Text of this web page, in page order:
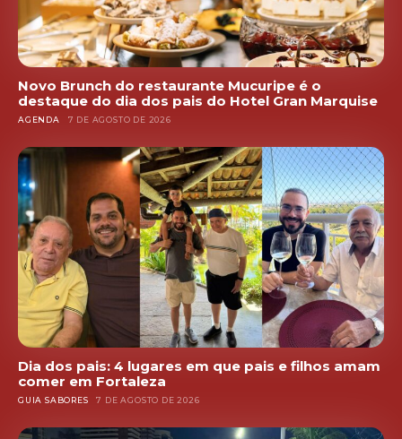
Novo Brunch do restaurante Mucuripe é o
destaque do dia dos pais do Hotel Gran Marquise
AGENDA 7 DE AGOSTO DE 2026
Dia dos pais: 4 lugares em que pais e filhos amam
comer em Fortaleza
GUIA SABORES 7 DE AGOSTO DE 2026